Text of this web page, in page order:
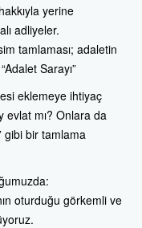
yerine
adliyeler.
tamlaması; adaletin
Sarayı”
eklemeye ihtiyaç
evlat mı? Onlara da
gibi bir tamlama
oturduğu görkemli ve